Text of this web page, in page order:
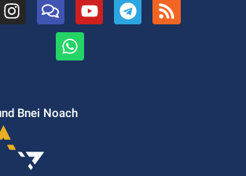
Bnei Noach